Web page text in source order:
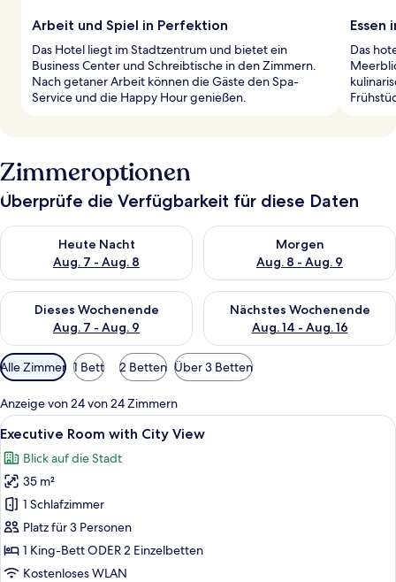
Arbeit und Spiel in Perfektion
Das Hotel liegt im Stadtzentrum und bietet ein
Business Center und Schreibtische in den Zimmern.
Nach getaner Arbeit können die Gäste den Spa-
Service und die Happy Hour genießen.
Essen
Das
Zimmeroptionen
Überprüfe die Verfügbarkeit für diese Daten
Heute Nacht
Aug. 7 - Aug. 8
Überprüfe die Verfügbarkeit für heute Nacht, Aug. 7 - Aug. 8.
Morgen
Aug. 8 - Aug. 9
Überprüfe die Verfügbarkeit
Dieses Wochenende
Aug. 7 - Aug. 9
Überprüfe die Verfügbarkeit für dieses Wochenende, Aug. 7
Nächstes Wochenende
Aug. 14 - Aug. 16
Überprüfe die Verfügbarkeit
Verfügbare
Filter
für
Zimmer
Alle Zimmer 1 Bett 2 Betten Über 3 Betten
Anzeige von 24 von 24 Zimmern
Alle
Fotos
für
Executive
Room
with
City
View
Ein Hotelzimmer mit einem großen
7
Executive Room with City View
Blick auf die Stadt
35 m²
1 Schlafzimmer
Platz für 3 Personen
1 King-Bett ODER 2 Einzelbetten
Kostenloses WLAN